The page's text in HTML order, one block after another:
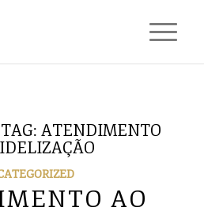
ATENDIMENTO
AO